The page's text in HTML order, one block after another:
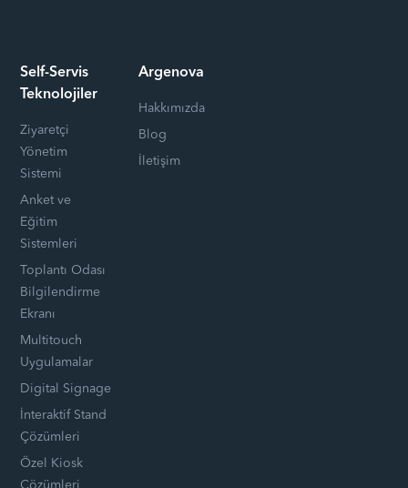
Self-Servis
Teknolojiler
Ziyaretçi
Yönetim
Sistemi
Anket ve
Eğitim
Sistemleri
Toplantı Odası
Bilgilendirme
Ekranı
Multitouch
Uygulamalar
Digital Signage
İnteraktif Stand
Çözümleri
Özel Kiosk
Çözümleri
Argenova
Hakkımızda
Blog
İletişim